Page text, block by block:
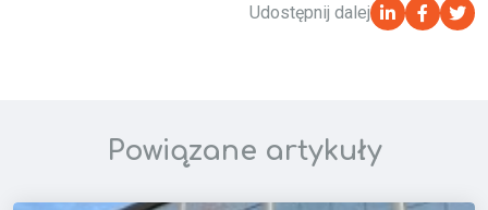
Udostępnij dalej
Powiązane artykuły